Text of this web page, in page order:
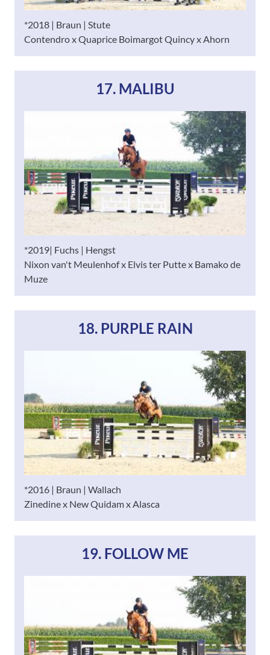
*2018 | Braun | Stute
Contendro x Quaprice Boimargot Quincy x Ahorn
17. MALIBU
*2019| Fuchs | Hengst
Nixon van't Meulenhof x Elvis ter Putte x Bamako de
Muze
18. PURPLE RAIN
*2016 | Braun | Wallach
Zinedine x New Quidam x Alasca
19. FOLLOW ME